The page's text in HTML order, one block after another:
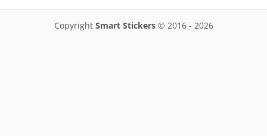
Copyright Smart Stickers© 2016 - 2026